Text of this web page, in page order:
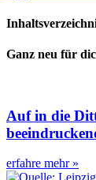
Ganz neu für
Auf in die
erfahre mehr »